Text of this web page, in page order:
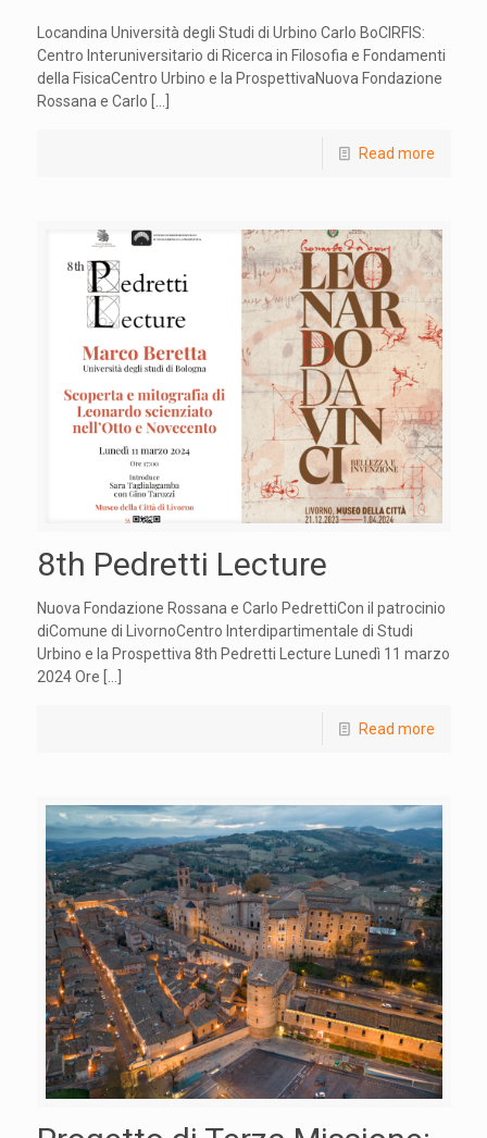
Locandina Università degli Studi di Urbino Carlo BoCIRFIS:
Centro Interuniversitario di Ricerca in Filosofia e Fondamenti
della FisicaCentro Urbino e la ProspettivaNuova Fondazione
Rossana e Carlo […]
Read more
8th Pedretti Lecture
Nuova Fondazione Rossana e Carlo PedrettiCon il patrocinio
diComune di LivornoCentro Interdipartimentale di Studi
Urbino e la Prospettiva 8th Pedretti Lecture Lunedì 11 marzo
2024 Ore
Read more